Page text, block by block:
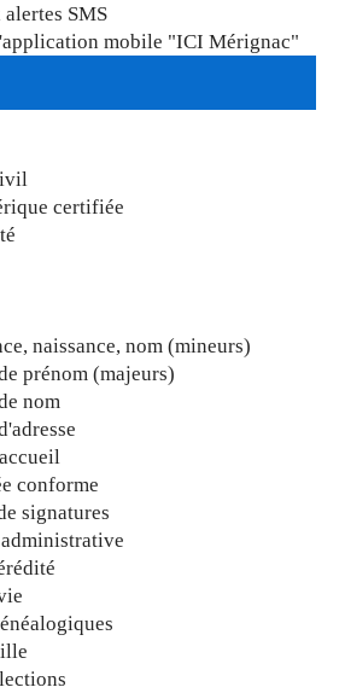
SMS
mobile "ICI Mérignac"
certifiée
naissance, nom (mineurs)
prénom (majeurs)
nom
conforme
signatures